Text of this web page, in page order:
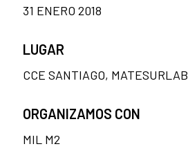
31 ENERO 2018
LUGAR
CCE SANTIAGO, MATESURLAB
ORGANIZAMOS CON
MIL M2